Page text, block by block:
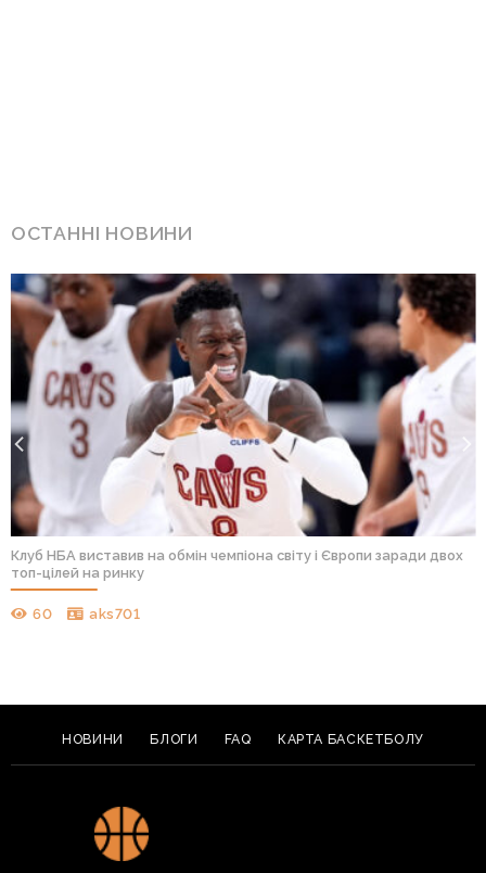
ОСТАННІ НОВИНИ
Клуб НБА виставив на обмін чемпіона світу і Європи заради двох
топ-цілей на ринку
60 aks701
НОВИНИ БЛОГИ FAQ КАРТА БАСКЕТБОЛУ